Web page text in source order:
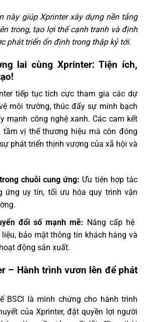
này giúp Xprinter xây dựng nền tảng
trong, tạo lợi thế cạnh tranh và định
phát triển ổn định trong thập kỷ tới.
lai cùng Xprinter: Tiện ích,
tiếp tục tích cực tham gia các dự
môi trường, thúc đẩy sự minh bạch
mạnh công nghệ xanh. Các cam kết
tầm vị thế thương hiệu mà còn đóng
phát triển thịnh vượng của xã hội và
chuỗi cung ứng: Ưu tiên hợp tác
ứng uy tín, tối ưu hóa quy trình vận
đổi số mạnh mẽ: Nâng cấp hệ
bảo mật thông tin khách hàng và
động sản xuất.
– Hành trình vươn lên để phát
BSCI là minh chứng cho hành trình
của Xprinter, đặt quyền lợi người